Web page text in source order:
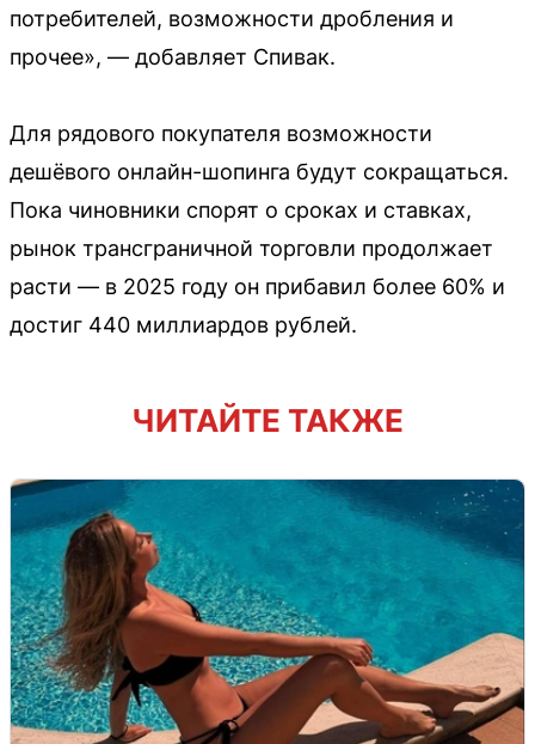
потребителей, возможности дробления и
прочее», — добавляет Спивак.
Для рядового покупателя возможности
дешёвого онлайн-шопинга будут сокращаться.
Пока чиновники спорят о сроках и ставках,
рынок трансграничной торговли продолжает
расти — в 2025 году он прибавил более 60% и
достиг 440 миллиардов рублей.
ЧИТАЙТЕ ТАКЖЕ